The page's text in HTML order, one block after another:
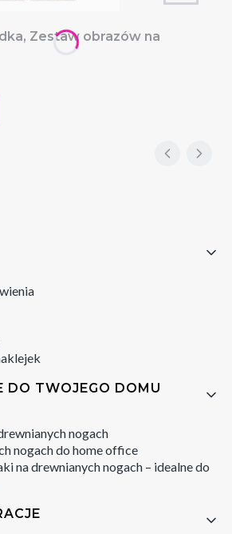
Zestaw obrazów na
DO TWOJEGO DOMU
nogach
nogach do home office
na drewnianych nogach – idealne do